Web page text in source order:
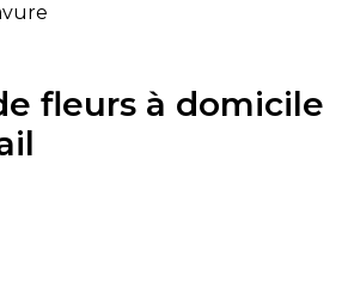
fleurs à domicile